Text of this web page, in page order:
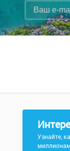
Узнайте,